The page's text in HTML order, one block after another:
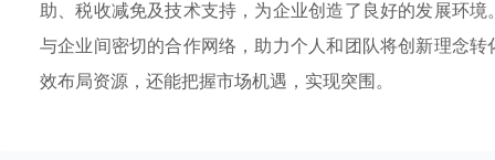
助、税收减免及技术支持，为企业创造了良好的发展环
与企业间密切的合作网络，助力个人和团队将创新理念
效布局资源，还能把握市场机遇，实现突围。